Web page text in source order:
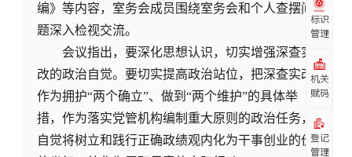
编》等内容，室务会成员围绕室务会和个人查摆问
题深入检视交流。
会议指出，要深化思想认识，切实增强深查实
改的政治自觉。要切实提高政治站位，把深查实改
作为拥护“两个确立”、做到“两个维护”的具体举
措，作为落实党管机构编制重大原则的政治任务，
自觉将树立和践行正确政绩观内化为干事创业的价
标识
管理
机关
赋码
登记
管理